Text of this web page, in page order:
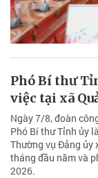
Phó Bí thư
việc tại xã
Ngày 7/8, đoàn
Phó Bí thư Tỉnh ủy
Thường vụ Đảng ủy
tháng đầu năm và
2026.